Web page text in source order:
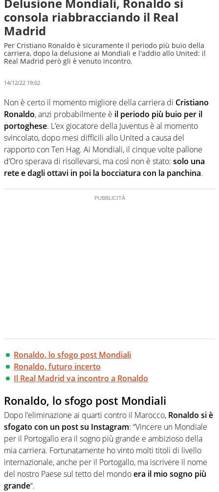
consola riabbracciando il Real
Madrid
Per Cristiano Ronaldo è sicuramente il periodo più buio della
carriera, dopo la delusione ai Mondiali e l'addio allo United: il
Real Madrid però gli è venuto incontro.
14/12/22 19:02
Non è certo il momento migliore della carriera di Cristiano
Ronaldo, anzi probabilmente è il periodo più buio per il
portoghese. L’ex giocatore della Juventus è al momento
svincolato, dopo mesi difficili allo United a causa del
rapporto con Ten Hag. Ai Mondiali, il cinque volte pallone
d’Oro sperava di risollevarsi, ma così non è stato: solo una
rete e dagli ottavi in poi la bocciatura con la panchina.
Ronaldo, lo sfogo post Mondiali
Ronaldo, futuro incerto
Il Real Madrid va incontro a Ronaldo
Ronaldo, lo sfogo post Mondiali
Dopo l’eliminazione ai quarti contro il Marocco, Ronaldo si è
sfogato con un post su Instagram: “Vincere un Mondiale
per il Portogallo era il sogno più grande e ambizioso della
mia carriera. Fortunatamente ho vinto molti titoli di livello
internazionale, anche per il Portogallo, ma iscrivere il nome
del nostro Paese sul tetto del mondoera il mio sogno più
grande“.